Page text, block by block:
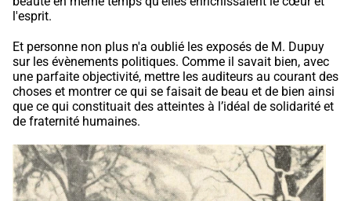
l'esprit.
Et personne non plus n'a oublié les exposés de M. Dupuy
sur les évènements politiques. Comme il savait bien, avec
une parfaite objectivité, mettre les auditeurs au courant des
choses et montrer ce qui se faisait de beau et de bien ainsi
que ce qui constituait des atteintes à l’idéal de solidarité et
de fraternité humaines.